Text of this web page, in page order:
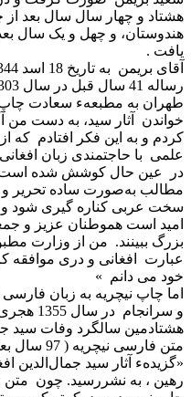
هشتاد و چهار سال سال بعد
هندوستان، و چهل و یک سال
یافت .
طهران به مطبعهء سعادت
خواندن آثار سید، به دست من
کردم و به این فکر افتادم که از
علمی با حاجتمندی زبان
در عین حال کوشش شده است
مطالب به‌صورت ساده تحریر و
سخت عربی کناره گیری شود
امید است هموطنان عزیز و
بزرگ ببینند. من از وزارت
عبارت افغانی و دری موافقه
خود می دانم »
اما چاپ نیچریه به زبان فارسی
و
هشتادمین سالگرد وفات سید
متن
«گزیدهء آثار سید جمال‌الدین
رهین ، به نشررسید. چون متن